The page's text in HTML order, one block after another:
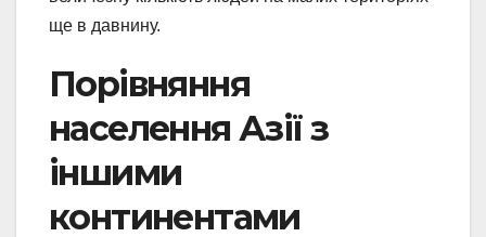
ще в давнину.
Порівняння
населення Азії з
іншими
континентами